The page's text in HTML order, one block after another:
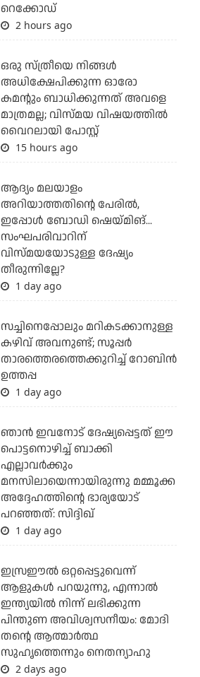
റെക്കോഡ്
2 hours ago
ഒരു സ്ത്രീയെ നിങ്ങള്‍
അധിക്ഷേപിക്കുന്ന ഓരോ
കമന്റും ബാധിക്കുന്നത് അവളെ
മാത്രമല്ല; വിസ്മയ വിഷയത്തില്‍
വൈറലായി പോസ്റ്റ്
15 hours ago
ആദ്യം മലയാളം
അറിയാത്തതിന്റെ പേരില്‍,
ഇപ്പോള്‍ ബോഡി ഷെയ്മിങ്...
സംഘപരിവാറിന്
വിസ്മയയോടുള്ള ദേഷ്യം
തീരുന്നില്ലേ?
1 day ago
സച്ചിനെപ്പോലും മറികടക്കാനുള്ള
കഴിവ് അവനുണ്ട്; സൂപ്പര്‍
താരത്തെരത്തെക്കുറിച്ച് റോബിന്‍
ഉത്തപ്പ
1 day ago
ഞാന്‍ ഇവനോട് ദേഷ്യപ്പെട്ടത് ഈ
പൊട്ടനൊഴിച്ച് ബാക്കി
എല്ലാവര്‍ക്കും
മനസിലായെന്നായിരുന്നു മമ്മൂക്ക
അദ്ദേഹത്തിന്റെ ഭാര്യയോട്
പറഞ്ഞത്: സിദ്ദിഖ്
1 day ago
ഇസ്രഈല്‍ ഒറ്റപ്പെട്ടുവെന്ന്
ആളുകള്‍ പറയുന്നു, എന്നാല്‍
ഇന്ത്യയില്‍ നിന്ന് ലഭിക്കുന്ന
പിന്തുണ അവിശ്വസനീയം: മോദി
തന്റെ ആത്മാര്‍ത്ഥ
സുഹൃത്തെന്നും നെതന്യാഹു
2 days ago